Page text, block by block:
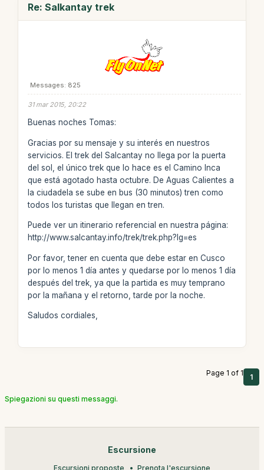
Re: Salkantay trek
Messages: 825
31 mar 2015, 20:22
Buenas noches Tomas:
Gracias por su mensaje y su interés en nuestros
servicios. El trek del Salcantay no llega por la puerta
del sol, el único trek que lo hace es el Camino Inca
que está agotado hasta octubre. De Aguas Calientes a
la ciudadela se sube en bus (30 minutos) tren como
todos los turistas que llegan en tren.
Puede ver un itinerario referencial en nuestra página:
http://www.salcantay.info/trek/trek.php?lg=es
Por favor, tener en cuenta que debe estar en Cusco
por lo menos 1 día antes y quedarse por lo menos 1 día
después del trek, ya que la partida es muy temprano
por la mañana y el retorno, tarde por la noche.
Saludos cordiales,
Page 1 of 1 1
Spiegazioni su questi messaggi.
Escursione
Escursioni proposte Prenota l'escursione